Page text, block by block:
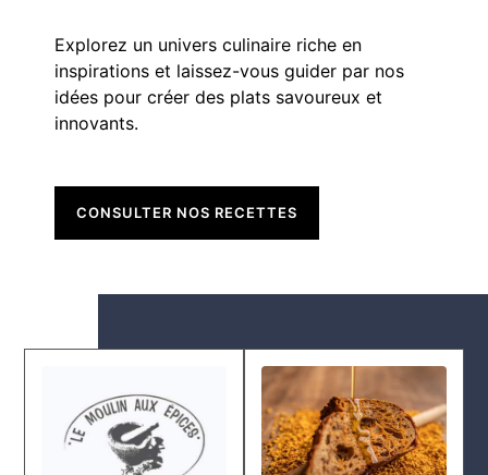
Explorez un univers culinaire riche en
inspirations et laissez-vous guider par nos
idées pour créer des plats savoureux et
innovants.
CONSULTER NOS RECETTES